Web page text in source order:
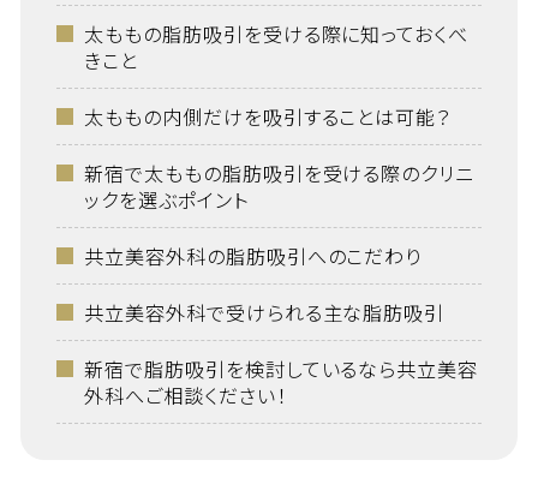
太ももの脂肪吸引を受ける際に知っておくべ
きこと
太ももの内側だけを吸引することは可能？
新宿で太ももの脂肪吸引を受ける際のクリニ
ックを選ぶポイント
共立美容外科の脂肪吸引へのこだわり
共立美容外科で受けられる主な脂肪吸引
新宿で脂肪吸引を検討しているなら共立美容
外科へご相談ください！